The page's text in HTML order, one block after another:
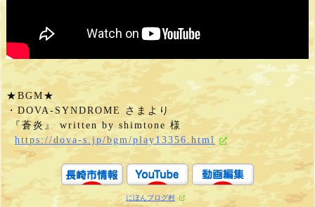
★BGM★
・DOVA-SYNDROME さまより
『蒼炎』 written by shimtone 様
https://dova-s.jp/bgm/play13356.html
にほんブログ村